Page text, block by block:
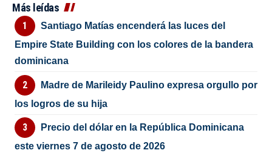
Más leídas
Santiago Matías encenderá las luces del
Empire State Building con los colores de la bandera
dominicana
Madre de Marileidy Paulino expresa orgullo por
los logros de su hija
Precio del dólar en la República Dominicana
este viernes 7 de agosto de 2026